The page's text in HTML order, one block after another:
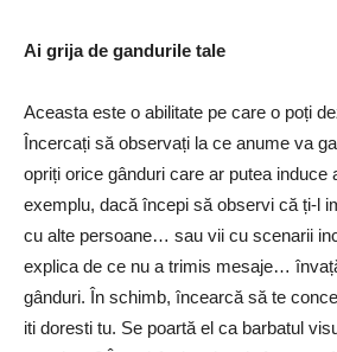
Ai grija de gandurile tale
Aceasta este o abilitate pe care o poți
Încercați să observați la ce anume va
opriți orice gânduri care ar putea induce
exemplu, dacă începi să observi că ți-l
cu alte persoane… sau vii cu scenarii
explica de ce nu a trimis mesaje…
gânduri. În schimb, încearcă să te
iti doresti tu. Se poartă el ca barbatul